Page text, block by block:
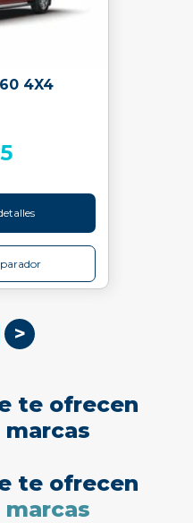
4X4
>
te ofrecen
te ofrecen
marcas